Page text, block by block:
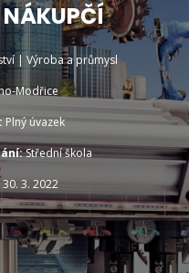
| Výroba a průmysl
Modřice
Plný úvazek
Střední škola
30. 3. 2022